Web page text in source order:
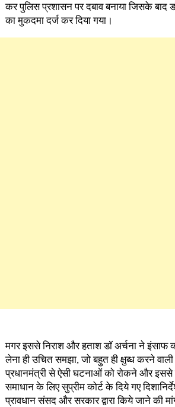
कर पुलिस प्रशासन पर दबाव बनाया जिसके बाद डॉ
का मुकदमा दर्ज कर दिया गया।
मगर इससे निराश और हताश डॉ अर्चना ने इंसाफ
लेना ही उचित समझा, जो बहुत ही क्षुब्ध करने
प्रधानमंत्री से ऐसी घटनाओं को रोकने और
समाधान के लिए सुप्रीम कोर्ट के दिये गए
प्रावधान संसद और सरकार द्वारा किये जाने की